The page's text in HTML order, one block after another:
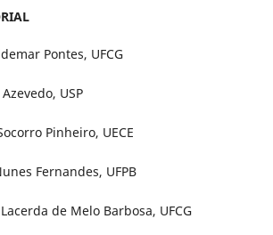
Pontes, UFCG
USP
Pinheiro, UECE
Fernandes, UFPB
de Melo Barbosa, UFCG